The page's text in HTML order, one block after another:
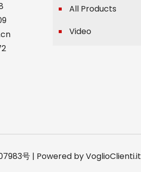
All Products
Video
号 | Powered byVoglioClienti.it